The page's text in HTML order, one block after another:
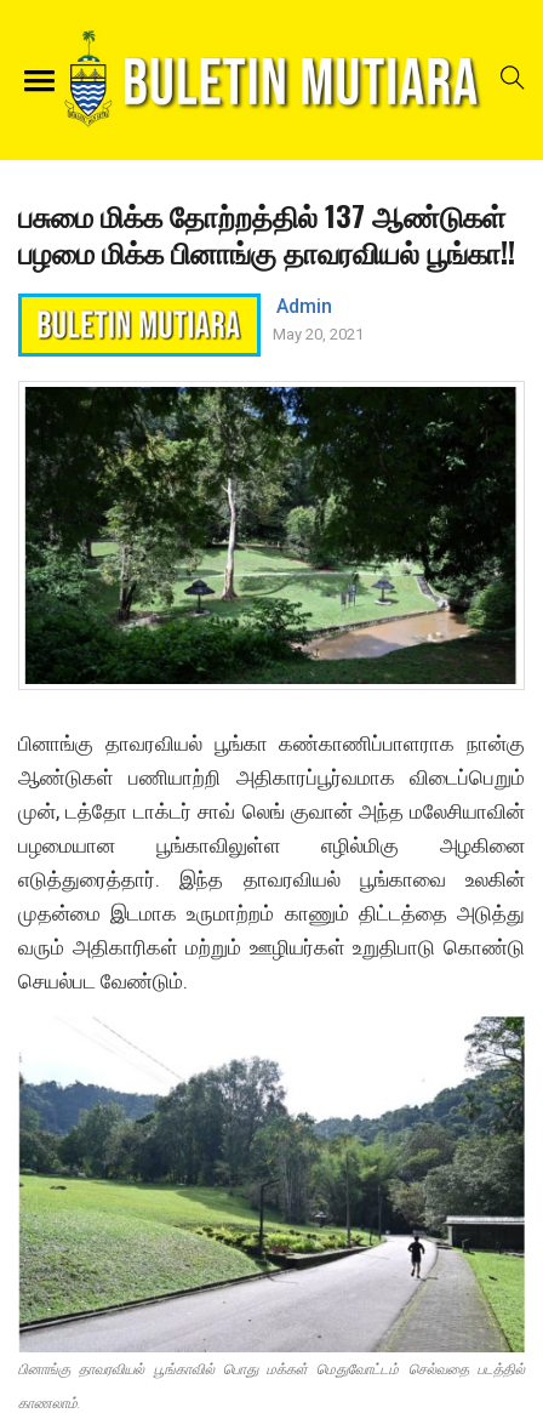
பசுமை மிக்க தோற்றத்தில் 137 ஆண்டுகள்
பழமை மிக்க பினாங்கு தாவரவியல் பூங்கா!!
Admin
May 20, 2021
பினாங்கு தாவரவியல் பூங்கா கண்காணிப்பாளராக நான்கு
ஆண்டுகள் பணியாற்றி அதிகாரப்பூர்வமாக விடைப்பெறும்
முன், டத்தோ டாக்டர் சாவ் லெங் குவான் அந்த மலேசியாவின்
பழமையான பூங்காவிலுள்ள எழில்மிகு அழகினை
எடுத்துரைத்தார். இந்த தாவரவியல் பூங்காவை உலகின்
முதன்மை இடமாக உருமாற்றம் காணும் திட்டத்தை அடுத்து
வரும் அதிகாரிகள் மற்றும் ஊழியர்கள் உறுதிபாடு கொண்டு
செயல்பட வேண்டும்.
பினாங்கு தாவரவியல் பூங்காவில் பொது மக்கள் மெதுவோட்டம் செல்வதை படத்தில்
காணலாம்.